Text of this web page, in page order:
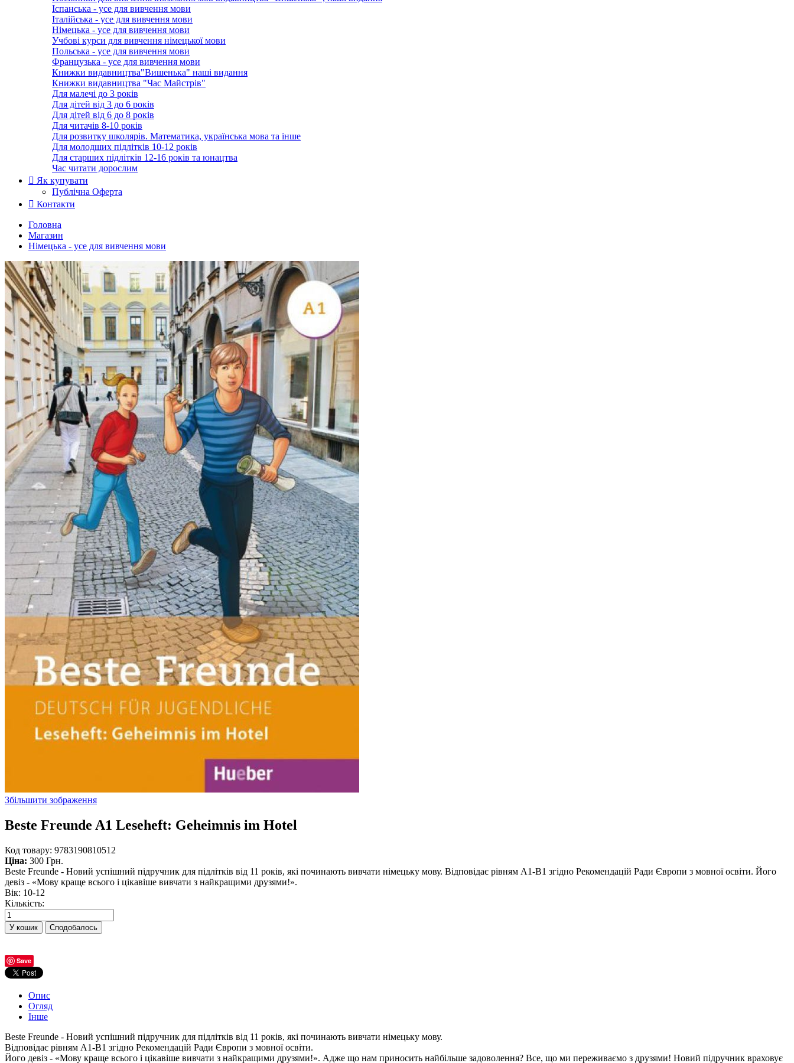
Іспанська - усе для вивчення мови
Італійська - усе для вивчення мови
Німецька - усе для вивчення мови
Учбові курси для вивчення німецької мови
Польська - усе для вивчення мови
Французька - усе для вивчення мови
Книжки видавництва"Вишенька" наші видання
Книжки видавництва "Час Майстрів"
Для малечі до 3 років
Для дітей від 3 до 6 років
Для дітей від 6 до 8 років
Для читачів 8-10 років
Для розвитку школярів. Математика, українська мова та інше
Для молодших підлітків 10-12 років
Для старших підлітків 12-16 років та юнацтва
Час читати дорослим
Як купувати
Публічна Оферта
Контакти
Головна
Магазин
Німецька - усе для вивчення мови
Збільшити зображення
Beste Freunde A1 Leseheft: Geheimnis im Hotel
Код товару: 9783190810512
Ціна: 300 Грн.
Beste Freunde - Новий успішний підручник для підлітків від 11 років, які починають вивчати німецьку мову. Відповідає рівням А1-В1 згідно Рекомендацій Ради Європи з мовної освіти. Його
девіз - «Мову краще всього і цікавіше вивчати з найкращими друзями!».
Вік: 10-12
Кількість:
Сподобалось
Save
Опис
Огляд
Інше
Beste Freunde - Новий успішний підручник для підлітків від 11 років, які починають вивчати німецьку мову.
Відповідає рівням А1-В1 згідно Рекомендацій Ради Європи з мовної освіти.
Його девіз - «Мову краще всього і цікавіше вивчати з найкращими друзями!». Адже що нам приносить найбільше задоволення? Все, що ми переживаємо з друзями! Новий підручник враховує